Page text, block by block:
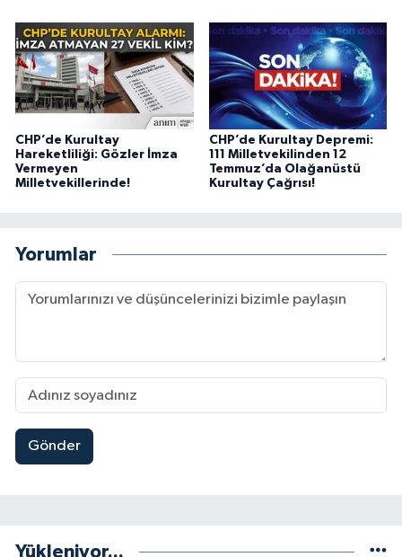
CHP’de Kurultay
Hareketliliği: Gözler İmza
Vermeyen
Milletvekillerinde!
CHP’de Kurultay Depremi:
111 Milletvekilinden 12
Temmuz’da Olağanüstü
Kurultay Çağrısı!
Yorumlar
Gönder
Yükleniyor...